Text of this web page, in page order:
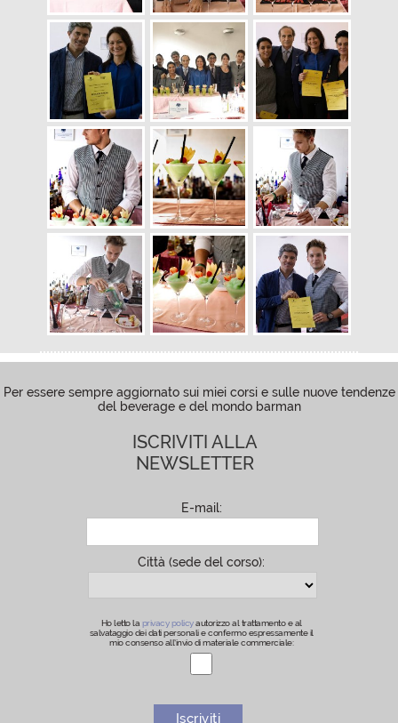
Per essere sempre aggiornato sui miei corsi e sulle nuove tendenze
del beverage e del mondo barman
ISCRIVITI ALLA
NEWSLETTER
E-mail:
Città (sede del corso):
Ho letto la privacy policyautorizzo al trattamento e al
salvataggio dei dati personali e confermo espressamente il
mio consenso all’invio di materiale commerciale: